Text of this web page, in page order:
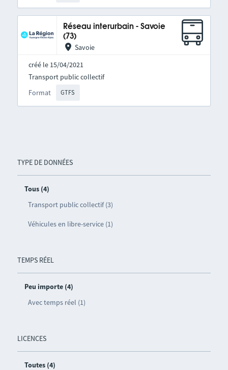
TYPE DE DONNÉES
Tous (4)
Transport public collectif (3)
Véhicules en libre-service (1)
TEMPS RÉEL
Peu importe (4)
Avec temps réel (1)
LICENCES
Toutes (4)
Réseau interurbain - Savoie
(73)
Savoie
créé le 15/04/2021
Format GTFS
Transport public collectif